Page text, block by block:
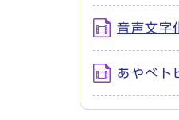
音声文
あやべ